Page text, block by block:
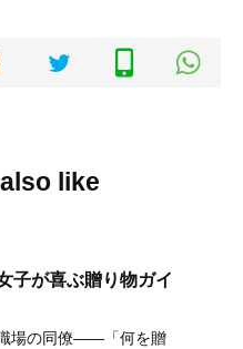
like
子が喜ぶ贈り物ガイ
場の同僚――「何を贈